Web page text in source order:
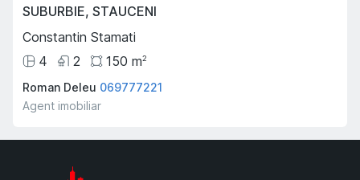
SUBURBIE, STAUCENI
Constantin Stamati
4
2 150 m2
Roman Deleu 069777221
Agent imobiliar